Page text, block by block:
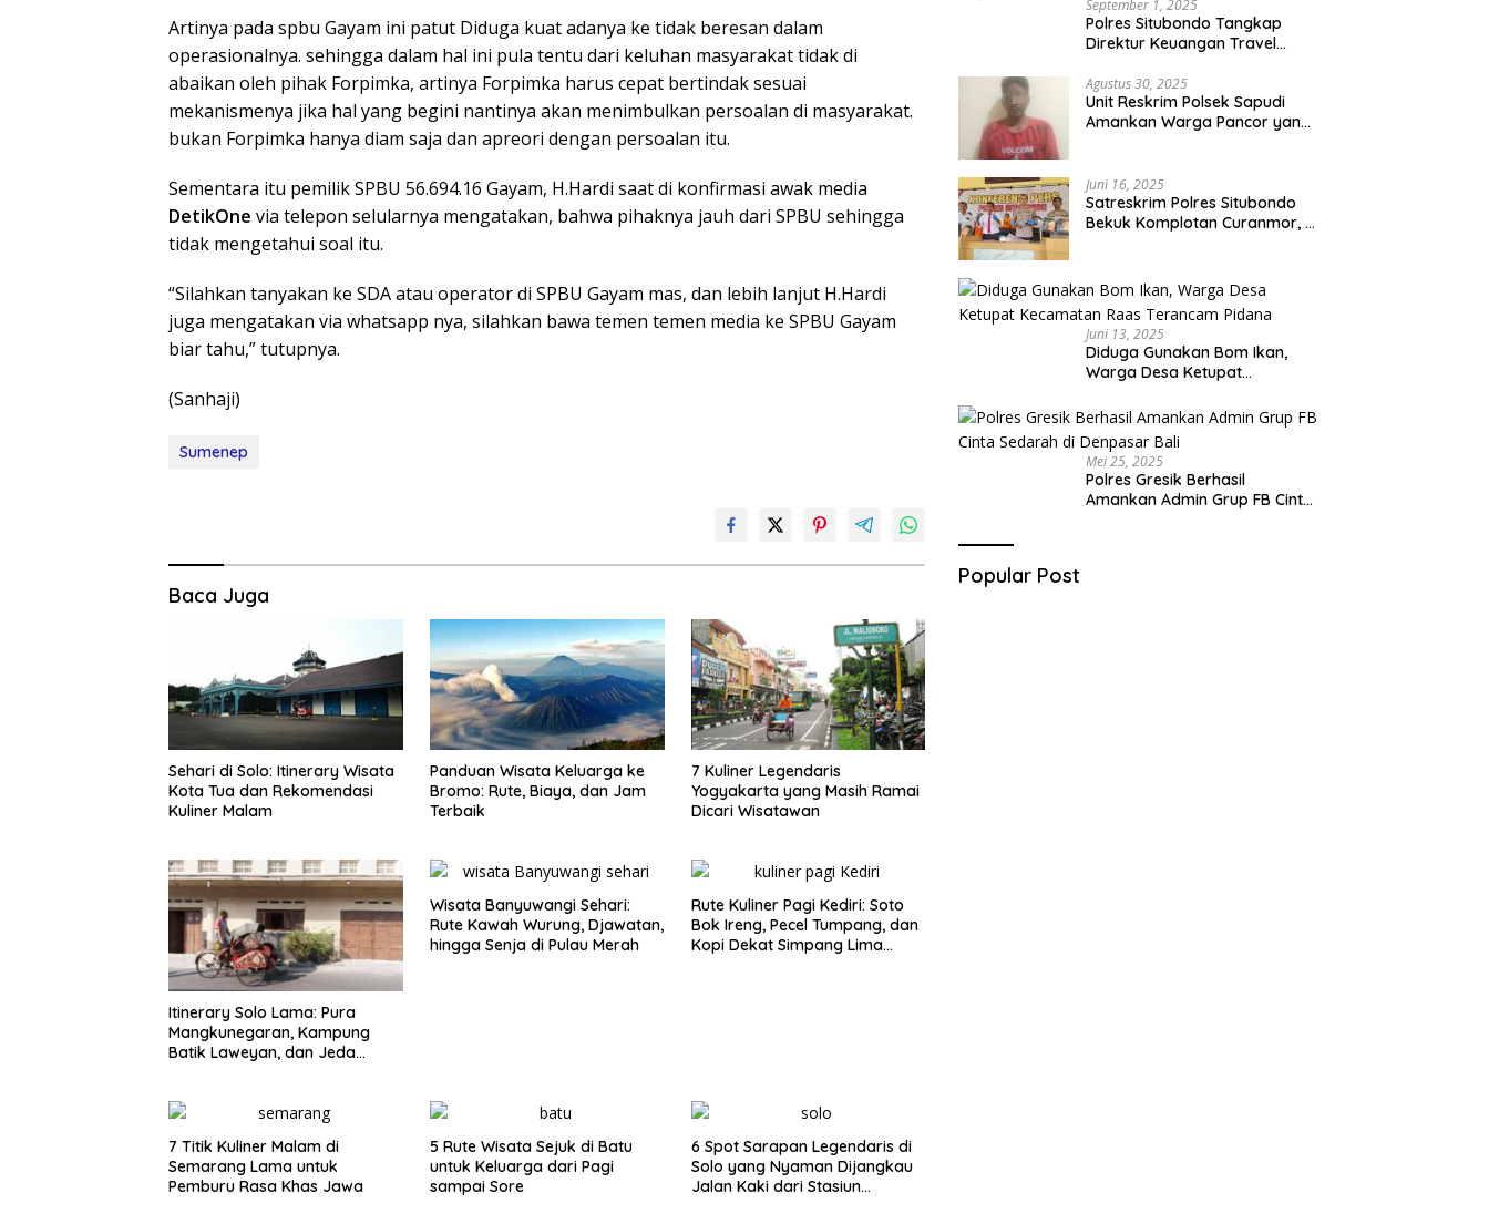
Artinya pada spbu Gayam ini patut Diduga kuat adanya ke tidak beresan dalam
operasionalnya. sehingga dalam hal ini pula tentu dari keluhan masyarakat tidak di
abaikan oleh pihak Forpimka, artinya Forpimka harus cepat bertindak sesuai
mekanismenya jika hal yang begini nantinya akan menimbulkan persoalan di masyarakat.
bukan Forpimka hanya diam saja dan apreori dengan persoalan itu.
Sementara itu pemilik SPBU 56.694.16 Gayam, H.Hardi saat di konfirmasi awak media
DetikOne via telepon selularnya mengatakan, bahwa pihaknya jauh dari SPBU sehingga
tidak mengetahui soal itu.
“Silahkan tanyakan ke SDA atau operator di SPBU Gayam mas, dan lebih lanjut H.Hardi
juga mengatakan via whatsapp nya, silahkan bawa temen temen media ke SPBU Gayam
biar tahu,” tutupnya.
(Sanhaji)
Sumenep
Baca Juga
Sehari di Solo: Itinerary Wisata
Kota Tua dan Rekomendasi
Kuliner Malam
Panduan Wisata Keluarga ke
Bromo: Rute, Biaya, dan Jam
Terbaik
7 Kuliner Legendaris
Yogyakarta yang Masih Ramai
Dicari Wisatawan
Itinerary Solo Lama: Pura
Mangkunegaran, Kampung
Batik Laweyan, dan Jeda
Wisata Banyuwangi Sehari:
Rute Kawah Wurung, Djawatan,
hingga Senja di Pulau Merah
Rute Kuliner Pagi Kediri: Soto
Bok Ireng, Pecel Tumpang, dan
Kopi Dekat Simpang Lima
7 Titik Kuliner Malam di
Semarang Lama untuk
Pemburu Rasa Khas Jawa
5 Rute Wisata Sejuk di Batu
untuk Keluarga dari Pagi
sampai Sore
6 Spot Sarapan Legendaris di
Solo yang Nyaman Dijangkau
Jalan Kaki dari Stasiun
September 1, 2025
Polres Situbondo Tangkap
Direktur Keuangan Travel
Capai Miliaran Rupiah
Agustus 30, 2025
Unit Reskrim Polsek Sapudi
Amankan Warga Pancor yang
Juni 16, 2025
Satreskrim Polres Situbondo
Bekuk Komplotan Curanmor, 9
Juni 13, 2025
Diduga Gunakan Bom Ikan,
Warga Desa Ketupat
Pidana
Mei 25, 2025
Polres Gresik Berhasil
Amankan Admin Grup FB Cinta
Popular Post